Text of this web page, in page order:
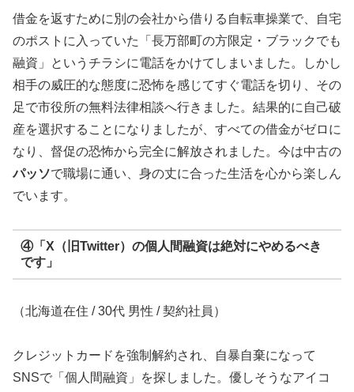
借金を返すために別の会社から借りる自転車操業で、自宅
のポストに入っていた「長万部町の方限定・ブラックでも
融資」というチラシに電話をかけてしまいました。しかし
相手の威圧的な態度に恐怖を感じてすぐ電話を切り、その
足で市役所の無料法律相談へ行きました。結果的に自己破
産を選択することになりましたが、すべての借金がゼロに
なり、督促の恐怖から完全に解放されました。今は中古の
パッソで職場に通い、身の丈に合った生活を心から楽しん
でいます。
④「X（旧Twitter）の個人間融資は絶対にやめるべき
です」
（北海道在住 / 30代 男性 / 契約社員）
クレジットカードを強制解約され、自暴自棄になって
SNSで「個人間融資」を探しました。優しそうなアイコ